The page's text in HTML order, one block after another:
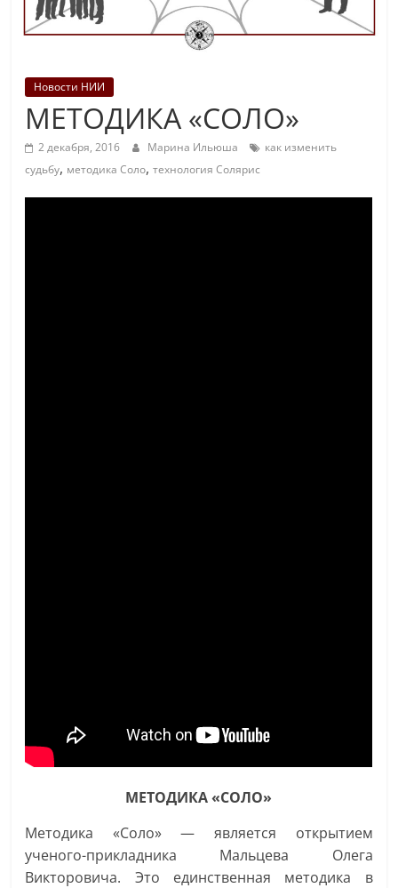
Новости НИИ
МЕТОДИКА «СОЛО»
2 декабря, 2016 Марина Ильюша
как изменить
судьбу, методика Соло,технология Солярис
МЕТОДИКА «СОЛО»
Методика «Соло» — является открытием
ученого-прикладника Мальцева Олега
Викторовича. Это единственная методика в